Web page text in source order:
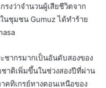
งว่าจำนวนผู้เสียชีวิตจาก
นชุมชน Gumuz ได้ทำร้าย
ชากรมากเป็นอันดับสองของ
าติเพิ่มขึ้นในช่วงสองปีที่ผ่าน
ทิเกรย์ทางตอนเหนือของ